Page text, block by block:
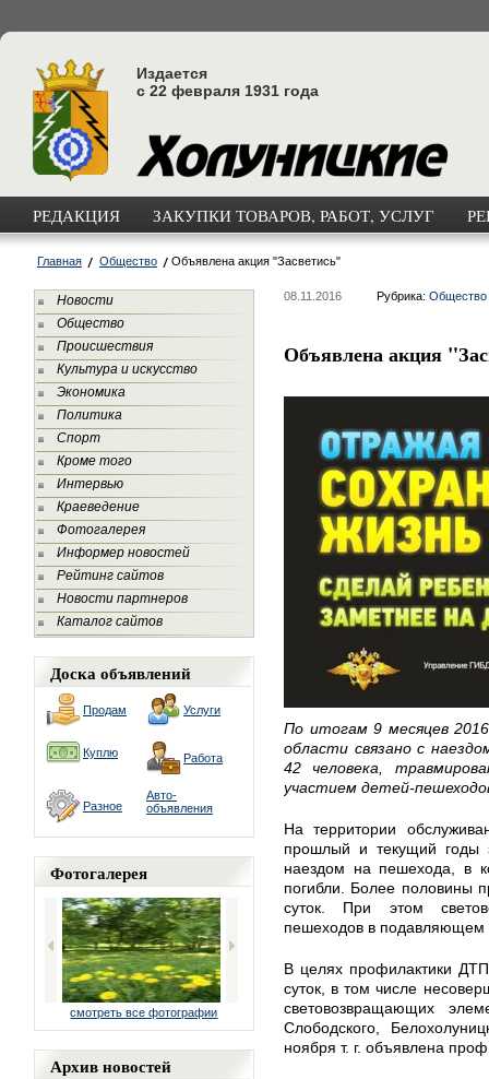
Издается
с 22 февраля 1931 года
РЕДАКЦИЯ ЗАКУПКИ ТОВАРОВ, РАБОТ, УСЛУГ
Главная Общество Объявлена акция "Засветись"
Новости
Общество
Происшествия
Культура и искусство
Экономика
Политика
Спорт
Кроме того
Интервью
Краеведение
Фотогалерея
Информер новостей
Рейтинг сайтов
Новости партнеров
Каталог сайтов
Доска объявлений
Продам Услуги
Куплю Работа
Разное
Авто-
объявления
Фотогалерея
смотреть все фотографии
Архив новостей
08.11.2016 Рубрика: Общество
Объявлена акция
По итогам 9 месяцев
области связано с
42 человека,
участием детей-
На территории
прошлый и текущий годы
наездом на пешехода, в
погибли. Более половины
суток. При этом
пешеходов в подавляющем
В целях профилактики
суток, в том числе
световозвращающих
Слободского,
ноября т. г. объявлена